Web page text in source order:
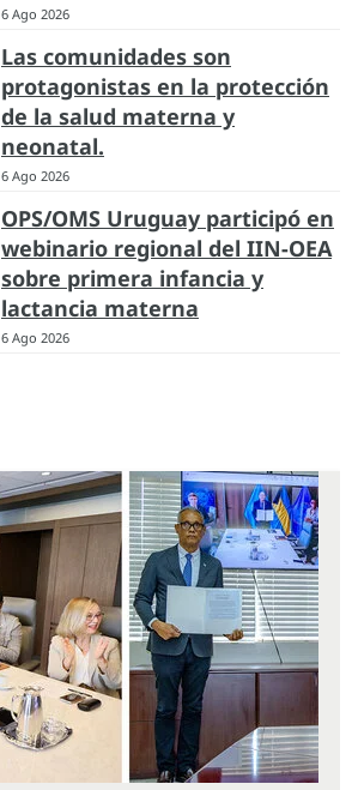
6 Ago 2026
Las comunidades son
protagonistas en la protección
de la salud materna y
neonatal.
6 Ago 2026
OPS/OMS Uruguay participó en
webinario regional del IIN-OEA
sobre primera infancia y
lactancia materna
6 Ago 2026